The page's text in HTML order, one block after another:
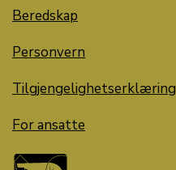
Beredskap
Personvern
Tilgjengelighetserklæring
For ansatte